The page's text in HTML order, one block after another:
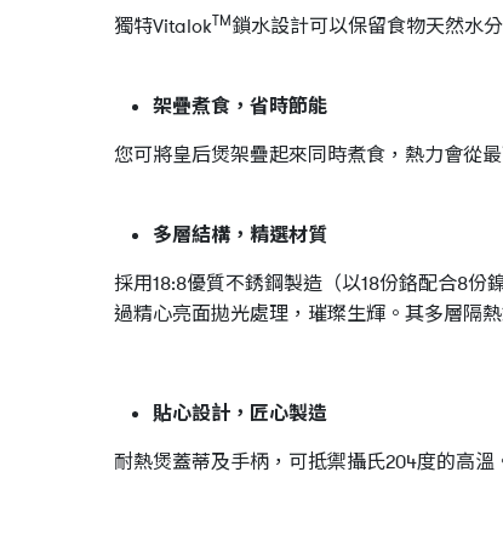
獨特VitalokTM鎖水設計可以保留食物天然水
架疊煮食，省時節能
您可將皇后煲架疊起來同時煮食，熱力會從
多層結構，精選材質
採用18:8優質不銹鋼製造（以18份鉻配合8
過精心亮面拋光處理，璀璨生輝。其多層隔
貼心設計，匠心製造
耐熱煲蓋蒂及手柄，可抵禦攝氏204度的高